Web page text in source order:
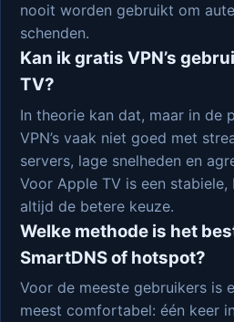
nooit worden gebruikt om
schenden.
Kan ik gratis VPN’s
TV?
In theorie kan dat, maar in de
VPN’s vaak niet goed met
servers, lage snelheden en
Voor Apple TV is een
altijd de betere keuze.
Welke methode is het
SmartDNS of hotspot?
Voor de meeste gebruikers is
meest comfortabel: één keer